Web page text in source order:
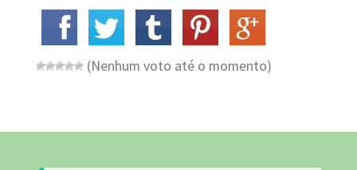
(Nenhum voto até o momento)